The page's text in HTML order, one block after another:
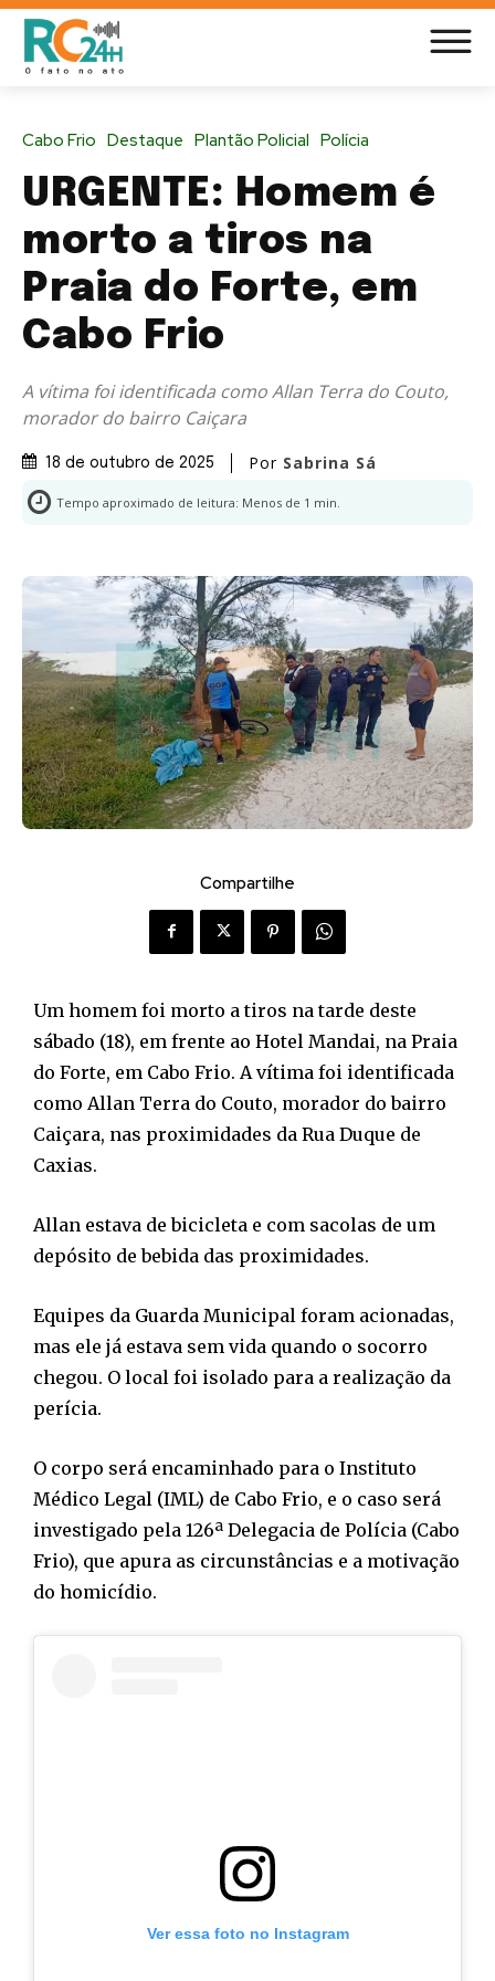
Cabo Frio Destaque Plantão Policial Polícia
URGENTE: Homem é
morto a tiros na
Praia do Forte, em
Cabo Frio
A vítima foi identificada como Allan Terra do Couto,
morador do bairro Caiçara
18 de outubro de 2025 Por Sabrina Sá
Tempo aproximado de leitura: Menos de 1 min.
Compartilhe
Um homem foi morto a tiros na tarde deste
sábado (18), em frente ao Hotel Mandai, na Praia
do Forte, em Cabo Frio. A vítima foi identificada
como Allan Terra do Couto, morador do bairro
Caiçara, nas proximidades da Rua Duque de
Caxias.
Allan estava de bicicleta e com sacolas de um
depósito de bebida das proximidades.
Equipes da Guarda Municipal foram acionadas,
mas ele já estava sem vida quando o socorro
chegou. O local foi isolado para a realização da
perícia.
O corpo será encaminhado para o Instituto
Médico Legal (IML) de Cabo Frio, e o caso será
investigado pela 126ª Delegacia de Polícia (Cabo
Frio), que apura as circunstâncias e a motivação
do homicídio.
Ver essa foto no Instagram